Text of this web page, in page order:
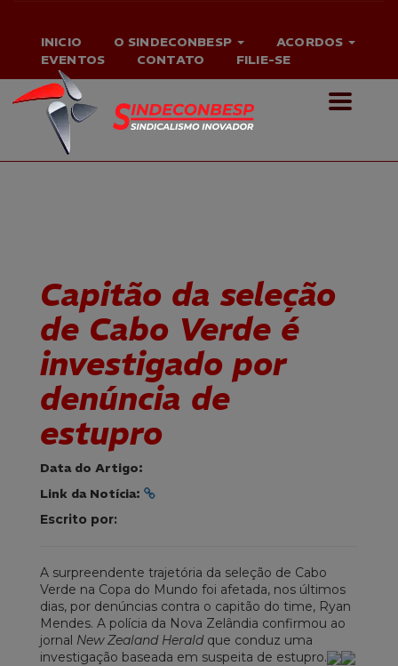
INICIO O SINDECONBESP
ACORDOS
EVENTOS
CONTATO FILIE-SE
Capitão da seleção
de Cabo Verde é
investigado por
denúncia de
estupro
Data do Artigo:
Link da Notícia:
Escrito por:
A surpreendente trajetória da seleção de Cabo
Verde na Copa do Mundo foi afetada, nos últimos
dias, por denúncias contra o capitão do time, Ryan
Mendes. A polícia da Nova Zelândia confirmou ao
jornal New Zealand Heraldque conduz uma
investigação baseada em suspeita de estupro.